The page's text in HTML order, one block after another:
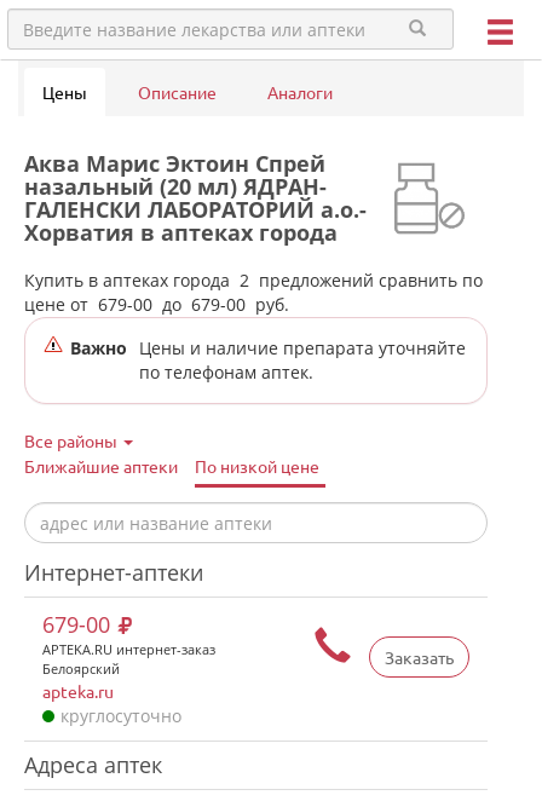
Цены Описание Аналоги
Аква Марис Эктоин Спрей
назальный (20 мл) ЯДРАН-
ГАЛЕНСКИ ЛАБОРАТОРИЙ а.о.-
Хорватия в аптеках города
Белоярского п.г.т.
Купить в аптеках города 2 предложений сравнить по
цене от 679-00 до 679-00 руб.
Важно
Цены и наличие препарата уточняйте
по телефонам аптек.
Все районы
Ближайшие аптеки
По низкой цене
Интернет-аптеки
Заказать
679-00
APTEKA.RU интернет-заказ
Белоярский
apteka.ru
круглосуточно
Адреса аптек